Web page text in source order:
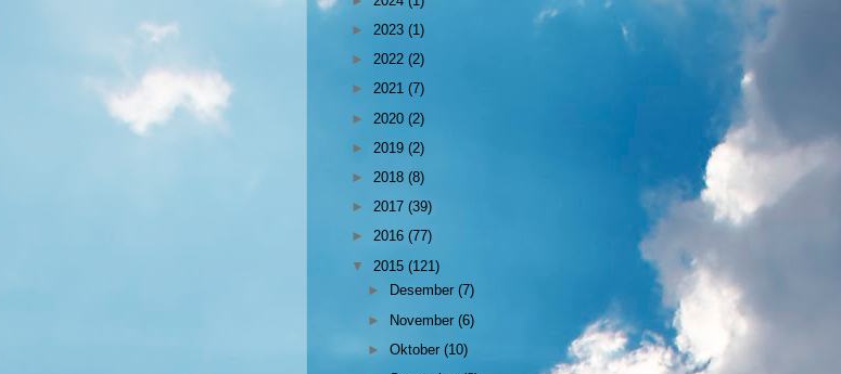
► 2023 (1)
► 2022 (2)
► 2021 (7)
► 2020 (2)
► 2019 (2)
► 2018 (8)
► 2017 (39)
► 2016 (77)
▼ 2015 (121)
►
Desember(7)
► November(6)
►Oktober(10)